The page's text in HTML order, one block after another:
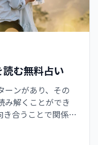
む無料占い
ーンがあり、その
み解くことができ
き合うことで関係性
のアプローチを知
つかるでしょ